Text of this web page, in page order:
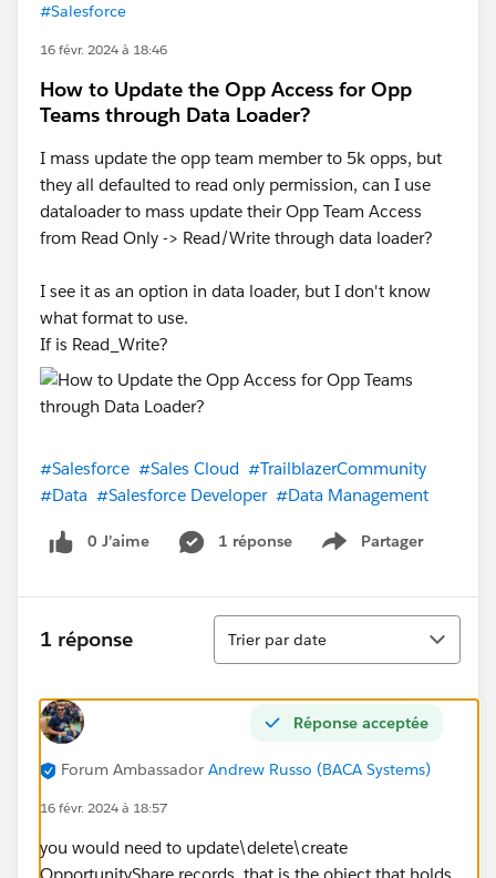
#Salesforce
16 févr. 2024 à 18:46
How to Update the Opp Access for Opp
Teams through Data Loader?
I mass update the opp team member to 5k opps, but
they all defaulted to read only permission, can I use
dataloader to mass update their Opp Team Access
from Read Only -> Read/Write through data loader?
I see it as an option in data loader, but I don't know
what format to use.
If is Read_Write?
#Salesforce #Sales Cloud #TrailblazerCommunity
#Data #Salesforce Developer #Data Management
0 J’aime 1 réponse Partager
Show menu
1 réponse
Tri
Trier par date
Réponse acceptée
Forum Ambassador Andrew Russo (BACA Systems)
16 févr. 2024 à 18:57
you would need to update\delete\create